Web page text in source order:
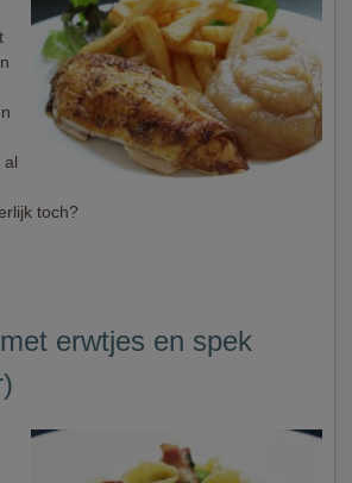
al
toch?
erwtjes en spek